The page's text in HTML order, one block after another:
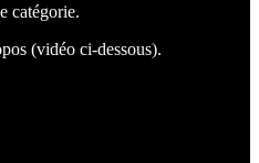
catégorie.
(vidéo ci-dessous).